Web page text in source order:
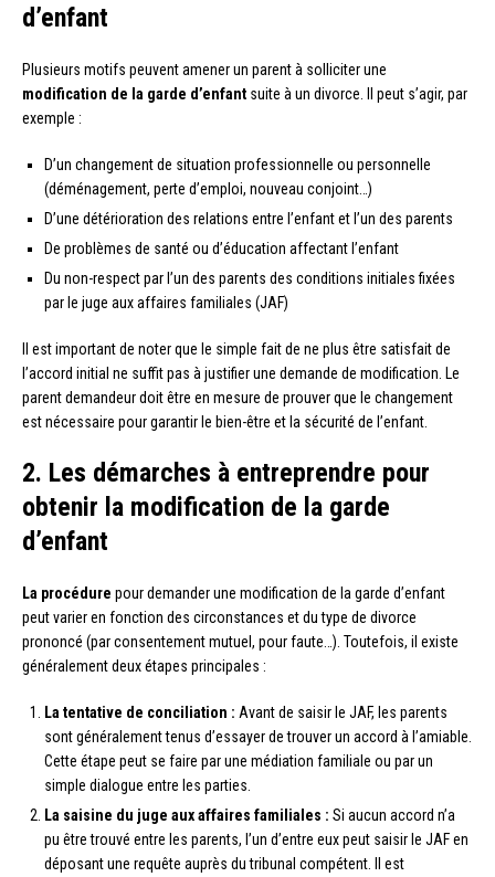
d’enfant
Plusieurs motifs peuvent amener un parent à solliciter une
modification de la garde d’enfant suite à un divorce. Il peut s’agir, par
exemple :
D’un changement de situation professionnelle ou personnelle
(déménagement, perte d’emploi, nouveau conjoint…)
D’une détérioration des relations entre l’enfant et l’un des parents
De problèmes de santé ou d’éducation affectant l’enfant
Du non-respect par l’un des parents des conditions initiales fixées
par le juge aux affaires familiales (JAF)
Il est important de noter que le simple fait de ne plus être satisfait de
l’accord initial ne suffit pas à justifier une demande de modification. Le
parent demandeur doit être en mesure de prouver que le changement
est nécessaire pour garantir le bien-être et la sécurité de l’enfant.
2. Les démarches à entreprendre pour
obtenir la modification de la garde
d’enfant
La procédure pour demander une modification de la garde d’enfant
peut varier en fonction des circonstances et du type de divorce
prononcé (par consentement mutuel, pour faute…). Toutefois, il existe
généralement deux étapes principales :
La tentative de conciliation : Avant de saisir le JAF, les parents
sont généralement tenus d’essayer de trouver un accord à l’amiable.
Cette étape peut se faire par une médiation familiale ou par un
simple dialogue entre les parties.
La saisine du juge aux affaires familiales : Si aucun accord n’a
pu être trouvé entre les parents, l’un d’entre eux peut saisir le JAF en
déposant une requête auprès du tribunal compétent. Il est